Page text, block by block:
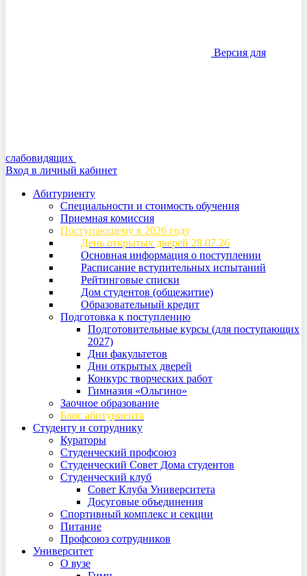
Версия для
слабовидящих
Вход в личный кабинет
Абитуриенту
Специальности и стоимость обучения
Приемная комиссия
Поступающему в 2026 году
День открытых дверей 28.07.26
Основная информация о поступлении
Расписание вступительных испытаний
Рейтинговые списки
Дом студентов (общежитие)
Образовательный кредит
Подготовка к поступлению
Подготовительные курсы (для поступающих
2027)
Дни факультетов
Дни открытых дверей
Конкурс творческих работ
Гимназия «Ольгино»
Заочное образование
Блог абитуриента
Студенту и сотруднику
Кураторы
Студенческий профсоюз
Студенческий Совет Дома студентов
Студенческий клуб
Совет Клуба Университета
Досуговые объединения
Спортивный комплекс и секции
Питание
Профсоюз сотрудников
Университет
О вузе